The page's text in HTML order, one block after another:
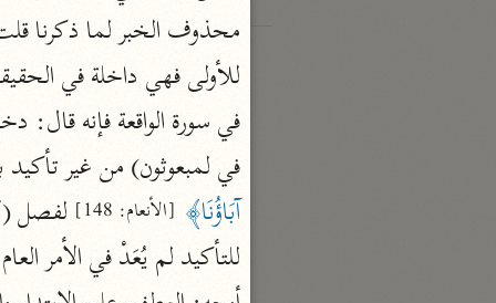
في لمبعوثون) من غير
آبَاؤُنَا﴾ [الأنعام: 148]
للتأكيد لم يُعَدْ في الأمر